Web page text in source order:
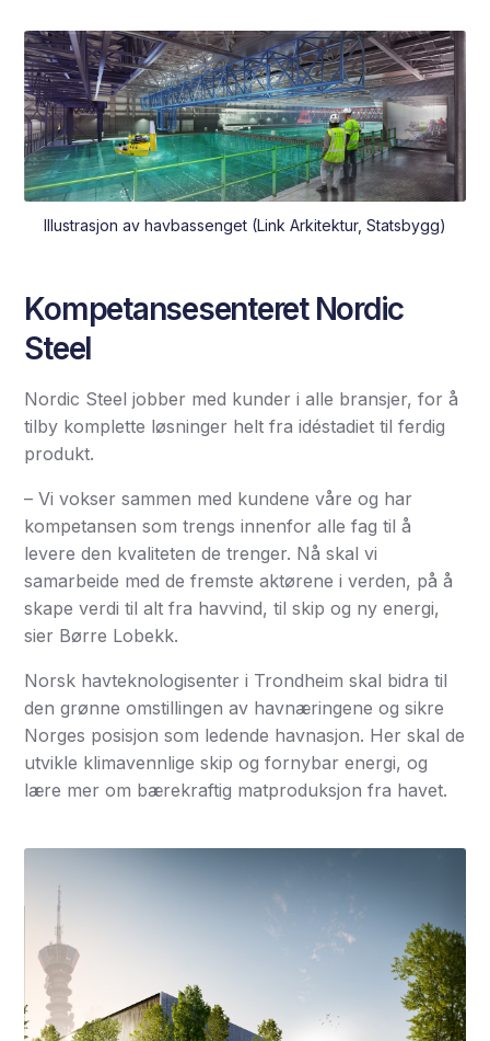
Illustrasjon av havbassenget (Link Arkitektur, Statsbygg)
Kompetansesenteret Nordic
Steel
Nordic Steel jobber med kunder i alle bransjer, for å
tilby komplette løsninger helt fra idéstadiet til ferdig
produkt.
– Vi vokser sammen med kundene våre og har
kompetansen som trengs innenfor alle fag til å
levere den kvaliteten de trenger. Nå skal vi
samarbeide med de fremste aktørene i verden, på å
skape verdi til alt fra havvind, til skip og ny energi,
sier Børre Lobekk.
Norsk havteknologisenter i Trondheim skal bidra til
den grønne omstillingen av havnæringene og sikre
Norges posisjon som ledende havnasjon. Her skal de
utvikle klimavennlige skip og fornybar energi, og
lære mer om bærekraftig matproduksjon fra havet.